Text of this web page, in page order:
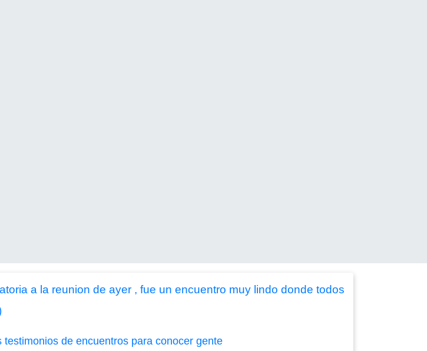
a la reunion de ayer , fue un encuentro muy lindo donde todos
testimonios de encuentros para conocer gente